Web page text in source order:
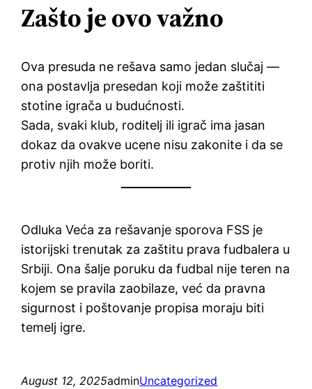
Zašto je ovo važno
Ova presuda ne rešava samo jedan slučaj —
ona postavlja presedan koji može zaštititi
stotine igrača u budućnosti.
Sada, svaki klub, roditelj ili igrač ima jasan
dokaz da ovakve ucene nisu zakonite i da se
protiv njih može boriti.
Odluka Veća za rešavanje sporova FSS je
istorijski trenutak za zaštitu prava fudbalera u
Srbiji. Ona šalje poruku da fudbal nije teren na
kojem se pravila zaobilaze, već da pravna
sigurnost i poštovanje propisa moraju biti
temelj igre.
August 12, 2025adminUncategorized